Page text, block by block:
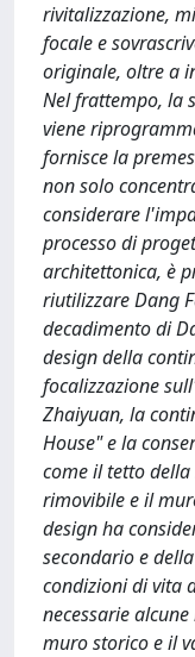
rivitalizzazione,
focale e
originale, oltre a
Nel frattempo, la
viene
fornisce la
non solo
considerare
processo di
architettonica, è
riutilizzare Dang
decadimento di
design della
focalizzazione
Zhaiyuan, la
House" e la
come il tetto
rimovibile e il
design ha
secondario e
condizioni di vita
necessarie
muro storico e il